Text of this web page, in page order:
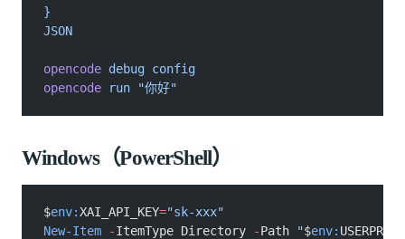
}
JSON
opencode debug config
opencode run "你好"
Windows（PowerShell）
$env:XAI_API_KEY="sk-xxx"
New-Item -ItemType Directory -Path "$env: